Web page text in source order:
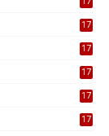
17
17
17
17
17